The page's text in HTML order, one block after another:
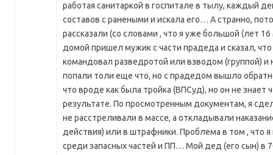
работая санитаркой в госпитале в тылу, каждый
составов с ранеными и искала его… А странно,
рассказали (со словами , что я уже большой (лет
домой пришел мужик с части прадеда и сказал,
командовал разведротой или взводом (группой) и
попали толи еще что, но с прадедом вышло
что вроде как была тройка (ВПСуд), но он не знает
результате. По просмотренным документам, я
не расстреливали в массе, а откладывали
действия) или в штрафники. Проблема в том , что
среди запасных частей и ПП… Мой дед (его сын) в